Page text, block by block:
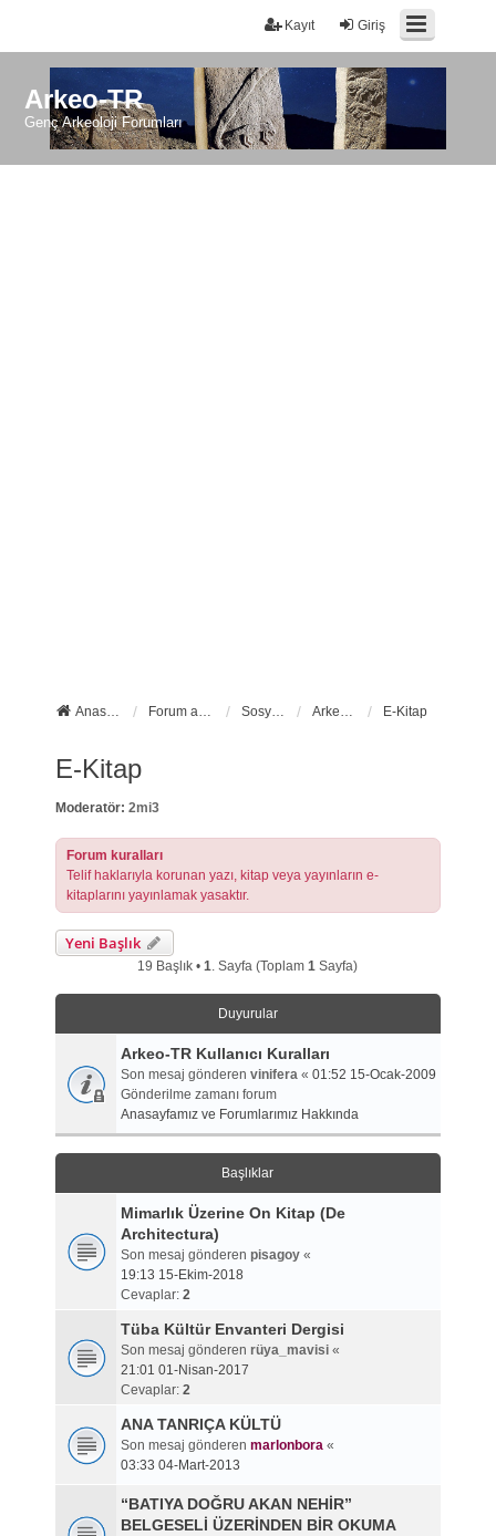
Giriş
Kayıt
Arkeo-TR
Genç Arkeoloji Forumları
Anasayfa Forum ana sayfa Sosyal Forumlarımız Arkeo-TR Kütüphanesi E-Kitap
E-Kitap
Moderatör: 2mi3
Forum kuralları
Telif haklarıyla korunan yazı, kitap veya yayınların e-
kitaplarını yayınlamak yasaktır.
Yeni Başlık
19 Başlık •1. Sayfa (Toplam1 Sayfa)
Duyurular
Arkeo-TR Kullanıcı Kuralları
Son mesaj gönderen vinifera« 01:52 15-Ocak-2009
Gönderilme zamanı forum
Anasayfamız ve Forumlarımız Hakkında
Başlıklar
Mimarlık Üzerine On Kitap (De
Architectura)
Son mesaj gönderen pisagoy«
19:13 15-Ekim-2018
Cevaplar: 2
Tüba Kültür Envanteri Dergisi
Son mesaj gönderen rüya_mavisi«
21:01 01-Nisan-2017
Cevaplar: 2
ANA TANRIÇA KÜLTÜ
Son mesaj gönderen marlonbora«
03:33 04-Mart-2013
“BATIYA DOĞRU AKAN NEHİR”
BELGESELİ ÜZERİNDEN BİR OKUMA